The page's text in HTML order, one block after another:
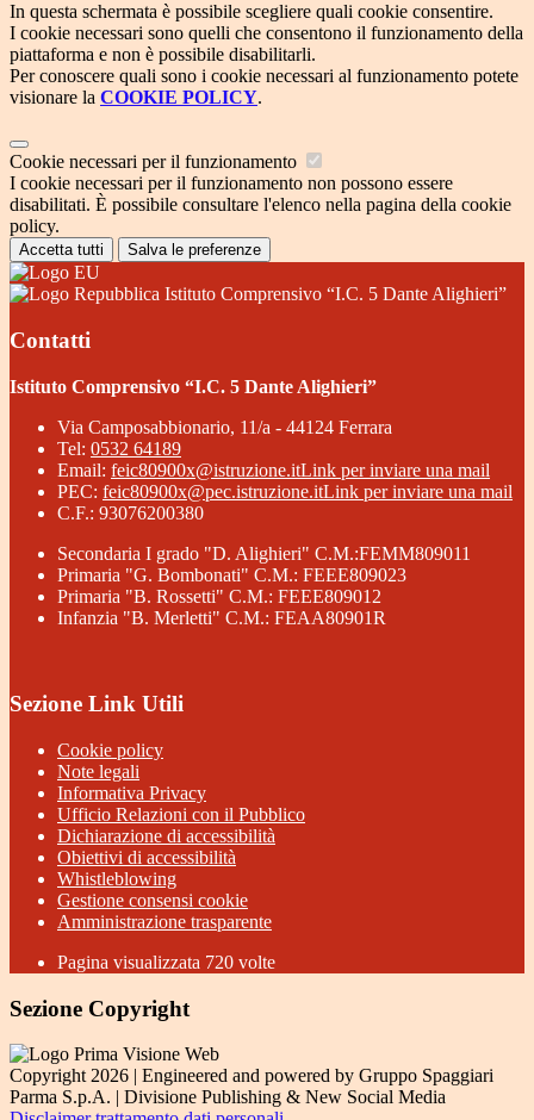
In questa schermata è possibile scegliere quali cookie consentire.
I cookie necessari sono quelli che consentono il funzionamento della
piattaforma e non è possibile disabilitarli.
Per conoscere quali sono i cookie necessari al funzionamento potete
visionare la COOKIE POLICY.
Cookie necessari per il funzionamento
I cookie necessari per il funzionamento non possono essere
disabilitati. È possibile consultare l'elenco nella pagina della cookie
policy.
Accetta tutti Salva le preferenze
Istituto Comprensivo “I.C. 5 Dante Alighieri”
Contatti
Istituto Comprensivo “I.C. 5 Dante Alighieri”
Via Camposabbionario, 11/a - 44124 Ferrara
Tel: 0532 64189
Email: feic80900x@istruzione.itLink per inviare una mail
PEC: feic80900x@pec.istruzione.itLink per inviare una mail
C.F.: 93076200380
Secondaria I grado "D. Alighieri" C.M.:FEMM809011
Primaria "G. Bombonati" C.M.: FEEE809023
Primaria "B. Rossetti" C.M.: FEEE809012
Infanzia "B. Merletti" C.M.: FEAA80901R
Sezione Link Utili
Cookie policy
Note legali
Informativa Privacy
Ufficio Relazioni con il Pubblico
Dichiarazione di accessibilità
Obiettivi di accessibilità
Whistleblowing
Gestione consensi cookie
Amministrazione trasparente
Pagina visualizzata 720 volte
Sezione Copyright
Copyright 2026 | Engineered and powered by Gruppo Spaggiari
Parma S.p.A. | Divisione Publishing & New Social Media